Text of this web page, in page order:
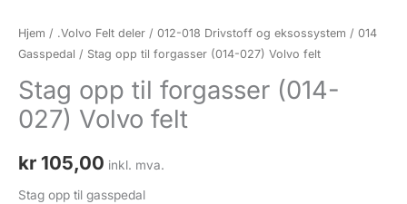
Hjem / .Volvo Felt deler / 012-018 Drivstoff og eksossystem / 014
Gasspedal / Stag opp til forgasser (014-027) Volvo felt
Stag opp til forgasser (014-
027) Volvo felt
kr 105,00 inkl. mva.
Stag opp til gasspedal